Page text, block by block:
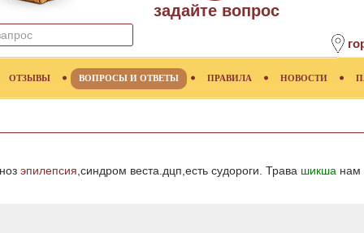
задайте вопрос
ОТЗЫВЫ ВОПРОСЫ И ОТВЕТЫ ПРАВИЛА НОВОСТИ
эпилепсия ,синдром веста.дцп,есть судороги. Трава шикша нам